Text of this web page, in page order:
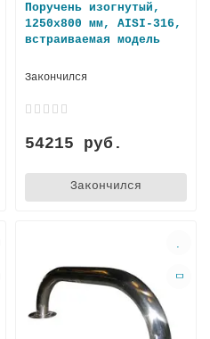
Поручень изогнутый,
1250х800 мм, AISI-316,
встраиваемая модель
Закончился
54215 руб.
Закончился